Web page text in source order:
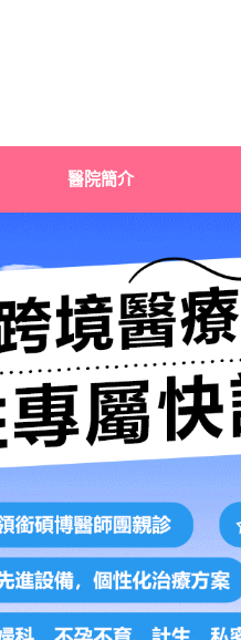
醫院簡介